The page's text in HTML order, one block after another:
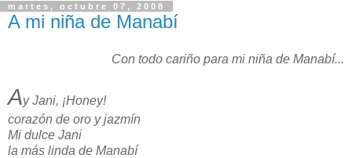
martes, octubre 07, 2008
A mi niña de Manabí
Con todo cariño para mi niña de Manabí...
Ay Jani, ¡Honey!
corazón de oro y jazmín
Mi dulce Jani
la más linda de Manabí